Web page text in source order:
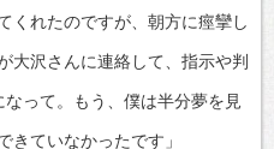
くれたのですが、朝方に痙攣し
大沢さんに連絡して、指示や判
って。もう、僕は半分夢を見
きていなかったです」